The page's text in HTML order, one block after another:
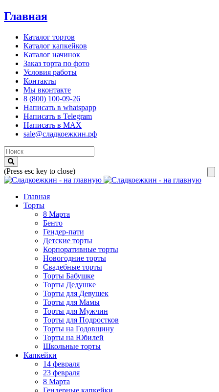
Главная
Каталог тортов
Каталог капкейков
Каталог начинок
Заказ торта по фото
Условия работы
Контакты
Мы вконтакте
8 (800) 100-09-26
Написать в whatspapp
Написать в Telegram
Написать в MAX
sale@сладкоежкин.рф
(Press esc key to close)
Главная
Торты
8 Марта
Бенто
Гендер-пати
Детские торты
Корпоративные торты
Новогодние торты
Свадебные торты
Торты Бабушке
Торты Дедушке
Торты для Девушек
Торты для Мамы
Торты для Мужчин
Торты для Подростков
Торты на Годовщину
Торты на Юбилей
Школьные торты
Капкейки
14 февраля
23 февраля
8 Марта
Гендерные капкейки